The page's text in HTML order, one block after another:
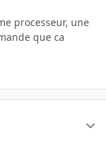
processeur, une
que ca